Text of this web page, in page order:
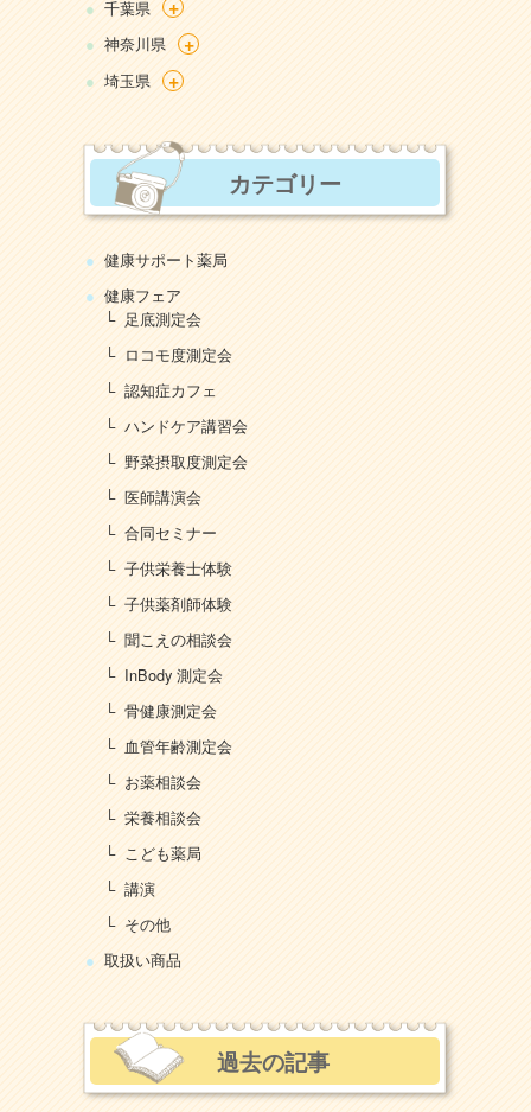
千葉県 +
神奈川県 +
埼玉県 +
カテゴリー
健康サポート薬局
健康フェア
足底測定会
ロコモ度測定会
認知症カフェ
ハンドケア講習会
野菜摂取度測定会
医師講演会
合同セミナー
子供栄養士体験
子供薬剤師体験
聞こえの相談会
InBody 測定会
骨健康測定会
血管年齢測定会
お薬相談会
栄養相談会
こども薬局
講演
その他
取扱い商品
過去の記事